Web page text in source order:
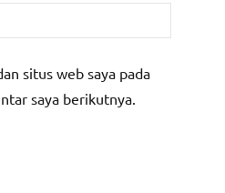
situs web saya pada
saya berikutnya.